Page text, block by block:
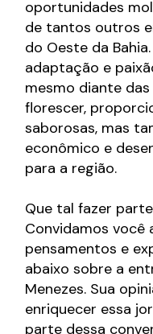
oportunidades
de tantos outros
do Oeste da
adaptação e
mesmo diante
florescer,
saborosas, mas
econômico e
para a região.
Que tal fazer
Convidamos você
pensamentos e
abaixo sobre a
Menezes. Sua
enriquecer essa
parte dessa